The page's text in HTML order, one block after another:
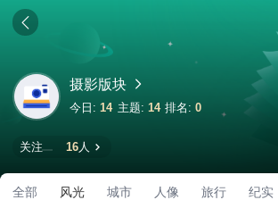
摄影版块
今日: 14 主题: 14 排名:0
关注 16人
全部 风光 城市 人像 旅行 纪实